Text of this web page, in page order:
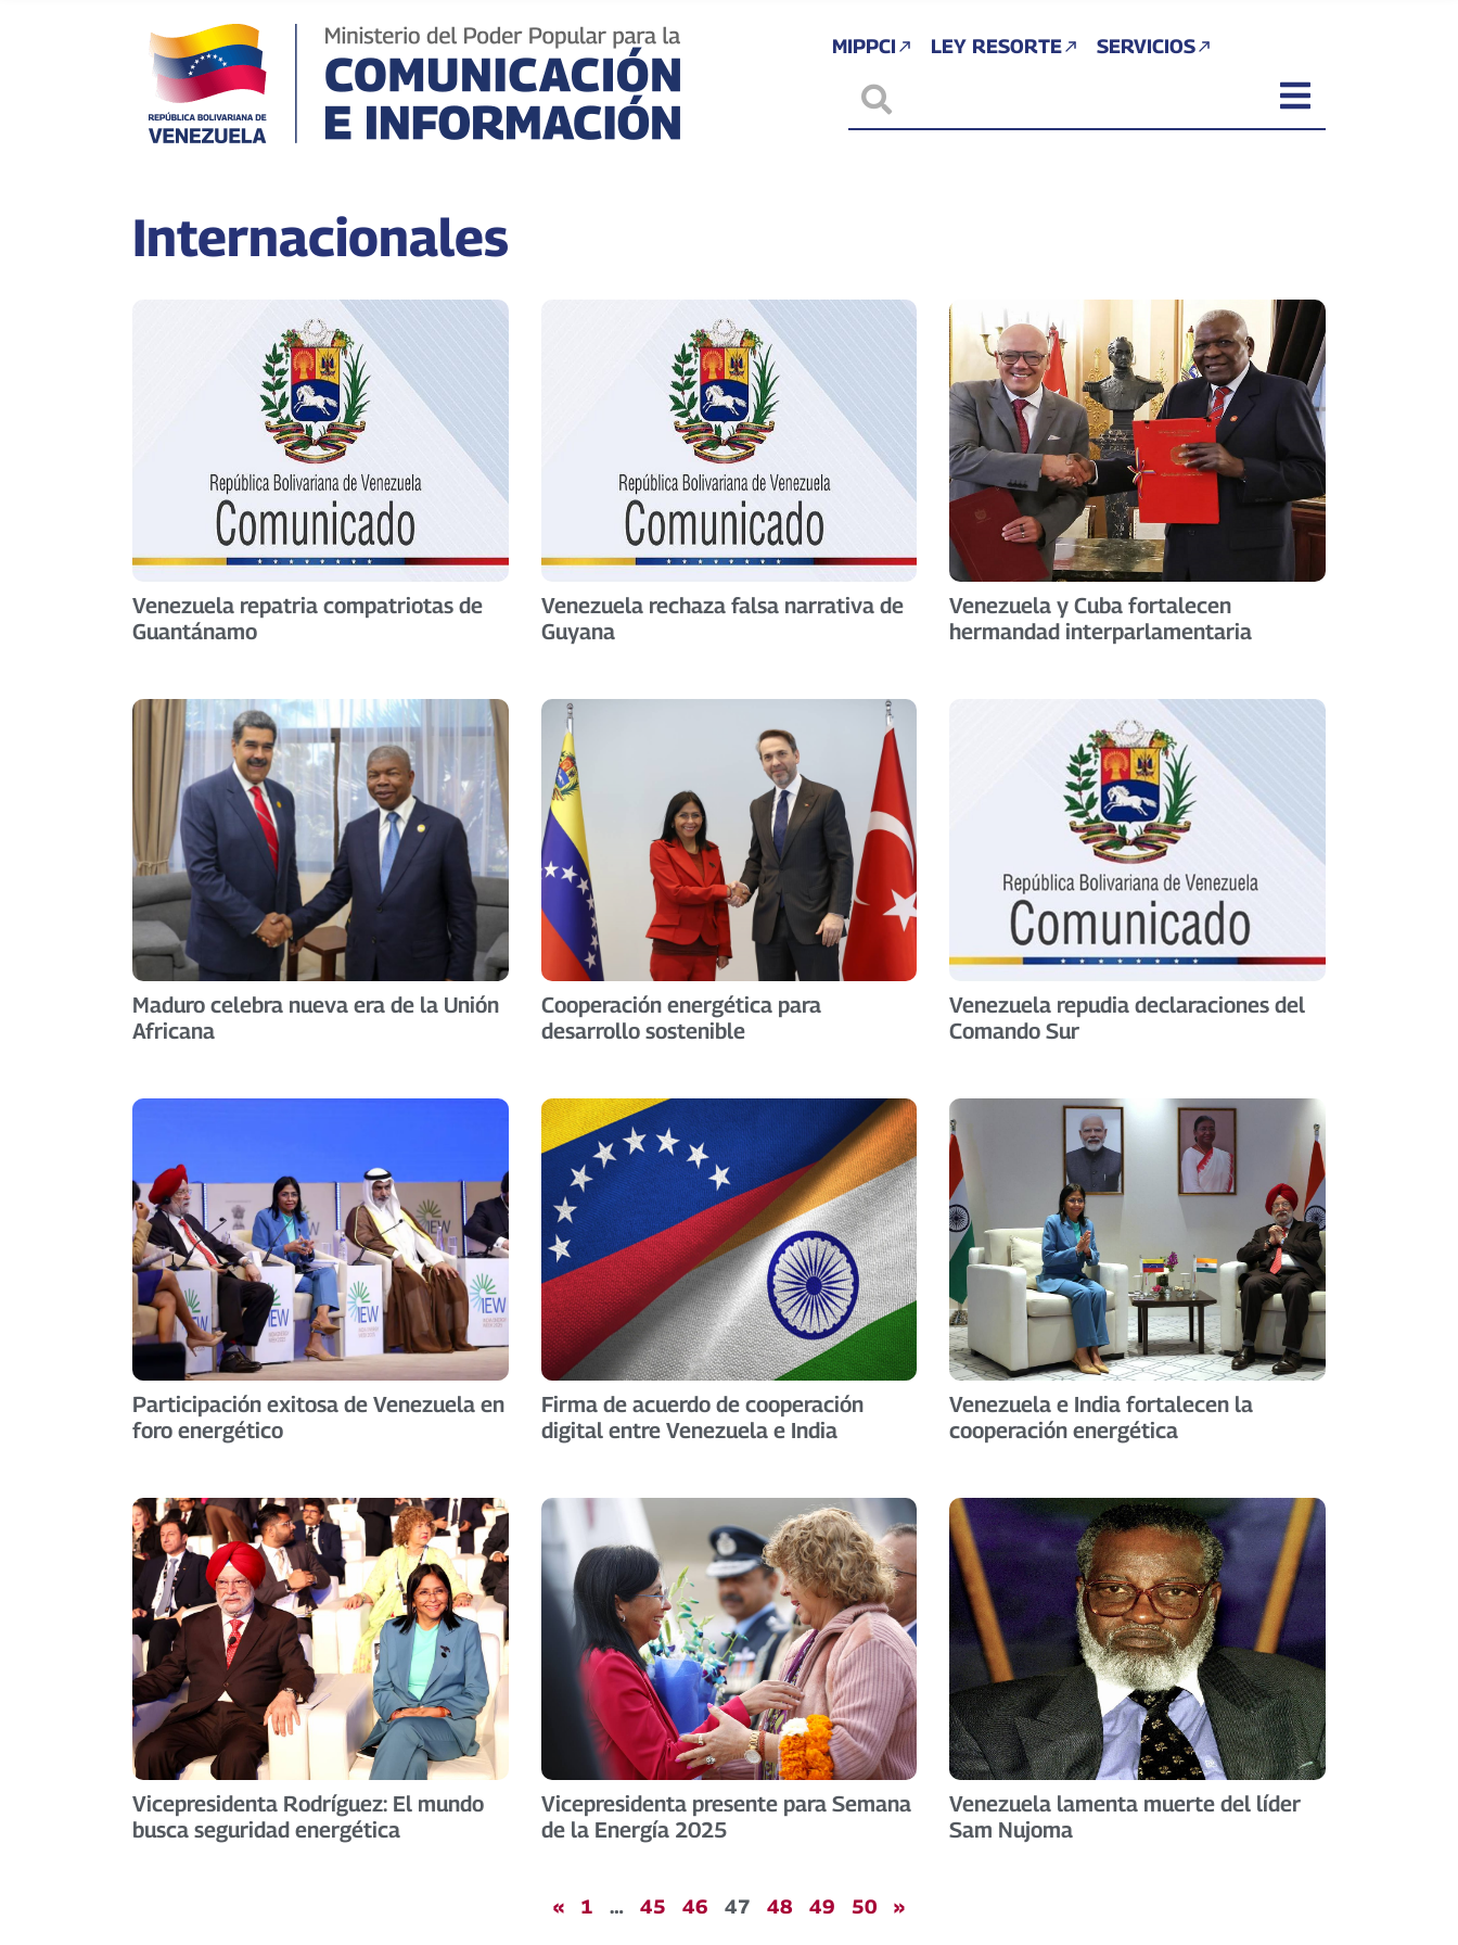
MIPPCI LEY RESORTE SERVICIOS
Internacionales
Venezuela repatria compatriotas de
Guantánamo
Venezuela rechaza falsa narrativa de
Guyana
Venezuela y Cuba fortalecen
hermandad interparlamentaria
Maduro celebra nueva era de la Unión
Africana
Cooperación energética para
desarrollo sostenible
Venezuela repudia declaraciones del
Comando Sur
Participación exitosa de Venezuela en
foro energético
Firma de acuerdo de cooperación
digital entre Venezuela e India
Venezuela e India fortalecen la
cooperación energética
Vicepresidenta Rodríguez: El mundo
busca seguridad energética
Vicepresidenta presente para Semana
de la Energía 2025
Venezuela lamenta muerte del líder
Sam Nujoma
« 1 … 45 46 47 48 49 50 »